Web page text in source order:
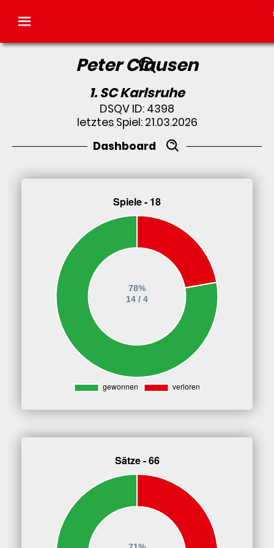
Peter Clausen
1. SC Karlsruhe
DSQV ID: 4398
letztes Spiel: 21.03.2026
Dashboard